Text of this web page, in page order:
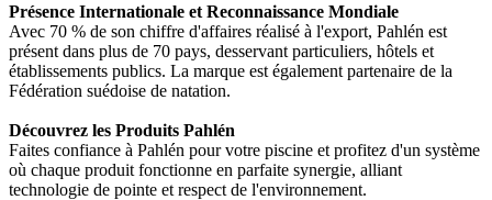
Présence Internationale et Reconnaissance Mondiale
Avec 70 % de son chiffre d'affaires réalisé à l'export, Pahlén est
présent dans plus de 70 pays, desservant particuliers, hôtels et
établissements publics. La marque est également partenaire de la
Fédération suédoise de natation.
Découvrez les Produits Pahlén
Faites confiance à Pahlén pour votre piscine et profitez d'un système
où chaque produit fonctionne en parfaite synergie, alliant
technologie de pointe et respect de l'environnement.